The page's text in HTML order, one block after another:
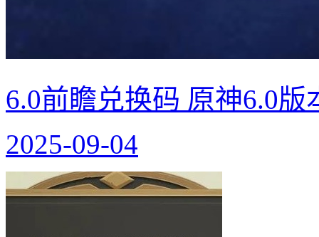
6.0前瞻兑换码 原神6.0版
2025-09-04